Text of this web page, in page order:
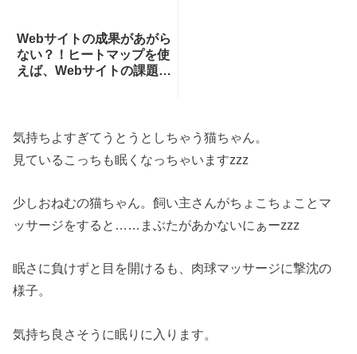
Webサイトの成果があがら
ない？！ヒートマップを使
えば、Webサイトの課題が
気持ちよすぎてうとうとしちゃう猫ちゃん。
見ているこっちも眠くなっちゃいますzzz
少しおねむの猫ちゃん。飼い主さんがちょこちょことマ
ッサージをすると……まぶたがあかないにぁーzzz
眠さに負けずと目を開けるも、肉球マッサージに撃沈の
様子。
気持ち良さそうに眠りに入ります。